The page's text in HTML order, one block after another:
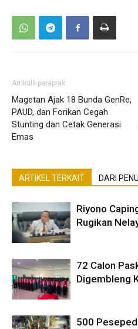
Artikulli paraprak
Magetan Ajak 18 Bunda GenRe,
PAUD, dan Forikan Cegah
Stunting dan Cetak Generasi
Emas
ARTIKEL TERKAIT DARI
Riyono
Rugikan
72 Calon
Digembleng
500